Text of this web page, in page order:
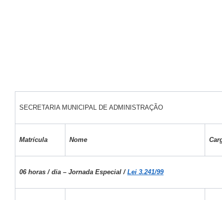
SECRETARIA MUNICIPAL DE ADMINISTRAÇÃO
Matrícula Nome
06 horas / dia – Jornada Especial / Lei 3.241/99